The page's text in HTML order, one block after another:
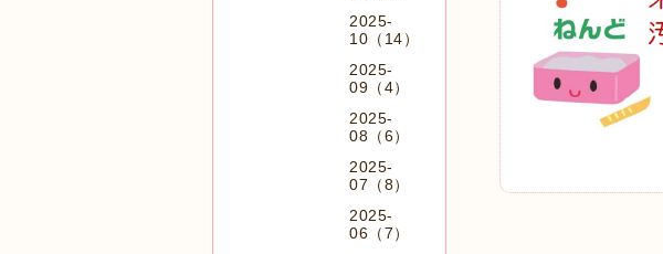
2025-
10（14）
2025-
09（4）
2025-
08（6）
2025-
07（8）
2025-
06（7）